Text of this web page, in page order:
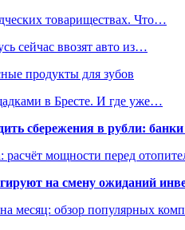
товариществах. Что…
сейчас ввозят авто из…
продукты для зубов
в Бресте. И где уже…
сбережения в рубли:
расчёт мощности перед
на смену ожиданий
месяц: обзор популярных